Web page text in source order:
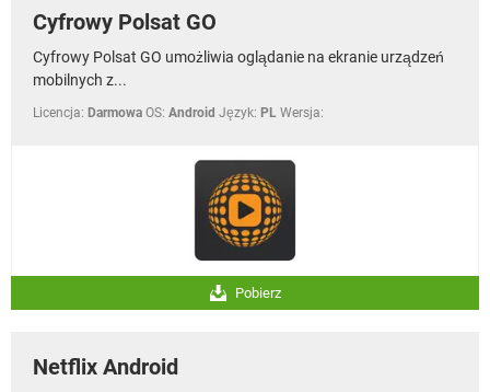
Cyfrowy Polsat GO
Cyfrowy Polsat GO umożliwia oglądanie na ekranie urządzeń
mobilnych z...
Licencja: Darmowa OS: Android Język: PL Wersja:
Pobierz
Netflix Android